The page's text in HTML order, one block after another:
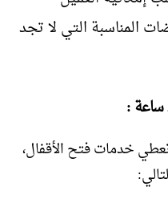
المناسبة التي لا تجد
ساعة لأننا نعطي خدمات فتح الأقفال،